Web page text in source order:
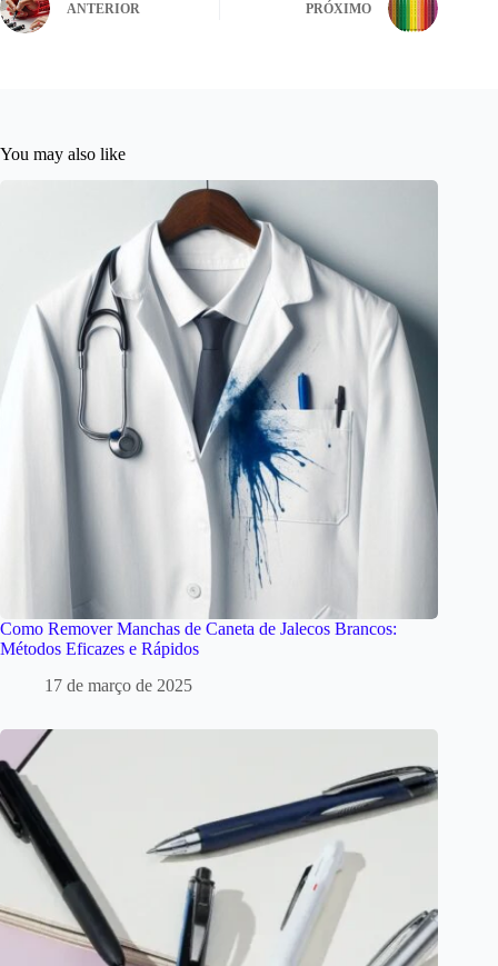
ANTERIOR PRÓXIMO
You may also like
Como Remover Manchas de Caneta de Jalecos Brancos:
Métodos Eficazes e Rápidos
17 de março de 2025